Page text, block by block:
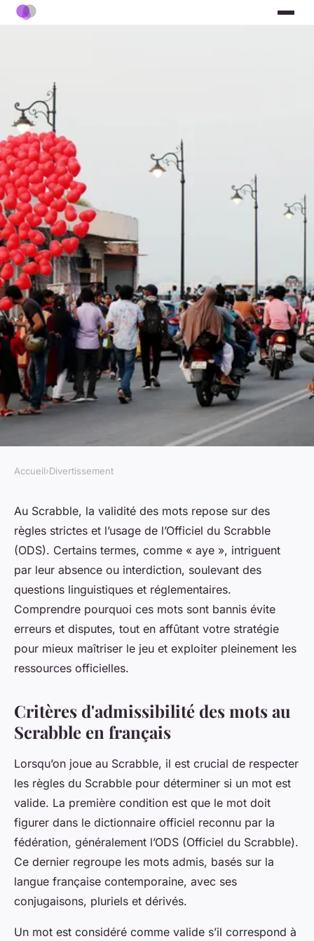
Mots à éviter au scrabble :
pourquoi bannir aye ?
Youssef• 15 octobre 2025•5 min de lecture
Accueil›Divertissement
Au Scrabble, la validité des mots repose sur des
règles strictes et l’usage de l’Officiel du Scrabble
(ODS). Certains termes, comme « aye », intriguent
par leur absence ou interdiction, soulevant des
questions linguistiques et réglementaires.
Comprendre pourquoi ces mots sont bannis évite
erreurs et disputes, tout en affûtant votre stratégie
pour mieux maîtriser le jeu et exploiter pleinement les
ressources officielles.
Critères d'admissibilité des mots au
Scrabble en français
Lorsqu’on joue au Scrabble, il est crucial de respecter
les règles du Scrabble pour déterminer si un mot est
valide. La première condition est que le mot doit
figurer dans le dictionnaire officiel reconnu par la
fédération, généralement l’ODS (Officiel du Scrabble).
Ce dernier regroupe les mots admis, basés sur la
langue française contemporaine, avec ses
conjugaisons, pluriels et dérivés.
Un mot est considéré comme valide s’il correspond à